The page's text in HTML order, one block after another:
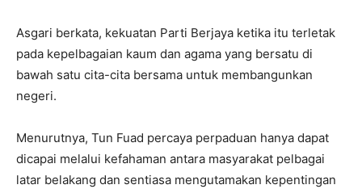
Asgari berkata, kekuatan Parti Berjaya ketika itu terletak
pada kepelbagaian kaum dan agama yang bersatu di
bawah satu cita-cita bersama untuk membangunkan
negeri.
Menurutnya, Tun Fuad percaya perpaduan hanya dapat
dicapai melalui kefahaman antara masyarakat pelbagai
latar belakang dan sentiasa mengutamakan kepentingan